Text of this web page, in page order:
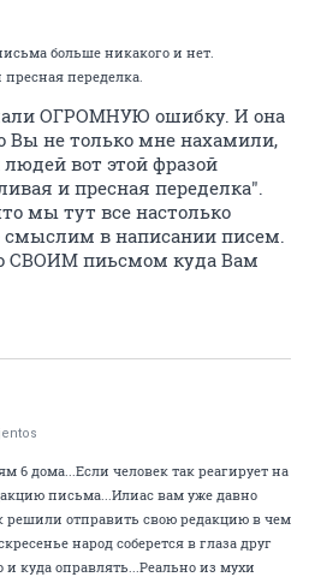
больше никакого и нет.
пресная переделка.
ОГРОМНУЮ ошибку. И она
Вы не только мне нахамили,
вот этой фразой
и пресная переделка".
мы тут все настолько
смыслим в написании писем.
СВОИМ пиьсмом куда Вам
6 дома...Если человек так реагирует на
письма...Илиас вам уже давно
решили отправить свою редакцию в чем
народ соберется в глаза друг
куда оправлять...Реально из мухи